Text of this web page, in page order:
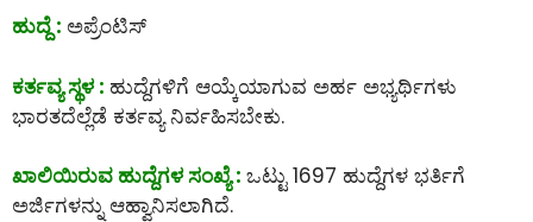
ಹುದ್ದೆ : ಅಪ್ರೆಂಟಿಸ್
ಕರ್ತವ್ಯ ಸ್ಥಳ : ಹುದ್ದೆಗಳಿಗೆ ಆಯ್ಕೆಯಾಗುವ ಅರ್ಹ ಅಭ್ಯರ್ಥಿಗಳು
ಭಾರತದೆಲ್ಲೆಡೆ ಕರ್ತವ್ಯ ನಿರ್ವಹಿಸಬೇಕು.
ಖಾಲಿಯಿರುವ ಹುದ್ದೆಗಳ ಸಂಖ್ಯೆ : ಒಟ್ಟು 1697 ಹುದ್ದೆಗಳ ಭರ್ತಿಗೆ
ಅರ್ಜಿಗಳನ್ನು ಆಹ್ವಾನಿಸಲಾಗಿದೆ.